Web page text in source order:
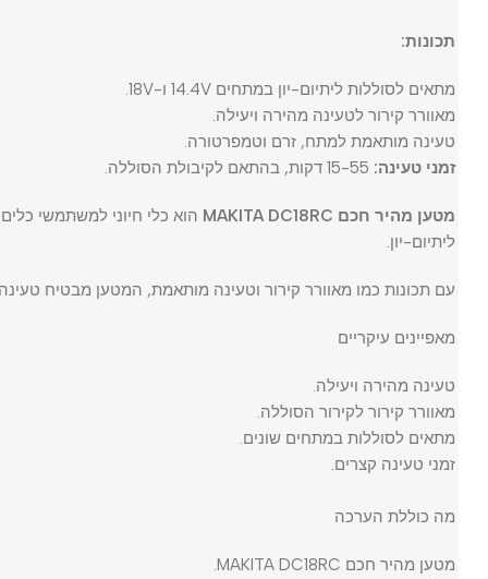
תכונות:
מתאים לסוללות ליתיום-יון במתחים 14.4V ו-18V.
מאוורר קירור לטעינה מהירה ויעילה.
טעינה מותאמת למתח, זרם וטמפרטורה.
זמני טעינה:15-55 דקות, בהתאם לקיבולת הסוללה.
מטען מהיר חכם MAKITA DC18RC
הוא כלי חיוני למשתמשי כלים
ליתיום-יון.
עם תכונות כמו מאוורר קירור וטעינה מותאמת, המטען מבטיח טעינה
מאפיינים עיקריים
טעינה מהירה ויעילה.
מאוורר קירור לקירור הסוללה.
מתאים לסוללות במתחים שונים.
זמני טעינה קצרים.
מה כוללת הערכה
מטען מהיר חכם MAKITA DC18RC.